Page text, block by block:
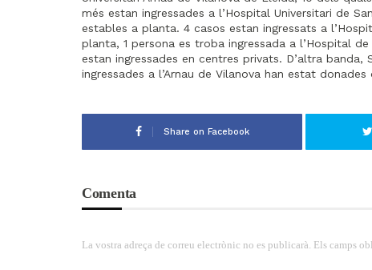
més estan ingressades a l’Hospital Universitari de
estables a planta. 4 casos estan ingressats a
planta, 1 persona es troba ingressada a l’Hospital
estan ingressades en centres privats. D’altra
ingressades a l’Arnau de Vilanova han estat donades
Share on Facebook
Comenta
La vostra adreça de correu electrònic no es publicarà. Els camps